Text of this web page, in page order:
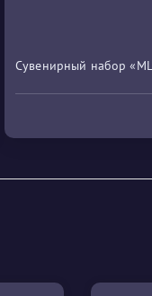
Сувенирный набор